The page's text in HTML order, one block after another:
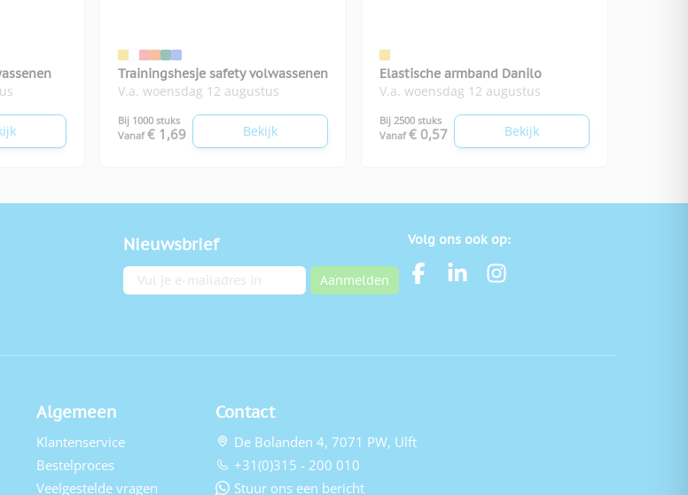
Trainingshesje safety volwassenen
V.a. woensdag 12 augustus
Bij 1000 stuks
Vanaf € 1,69 Bekijk
Elastische armband Danilo
V.a. woensdag 12 augustus
Bij 2500 stuks
Vanaf € 0,57 Bekijk
Nieuwsbrief
E-mailadres Aanmelden
Volg ons ook op:
Algemeen
Klantenservice
Bestelproces
Veelgestelde vragen
Contact
De Bolanden 4, 7071 PW, Ulft
+31(0)315 - 200 010
Stuur ons een bericht